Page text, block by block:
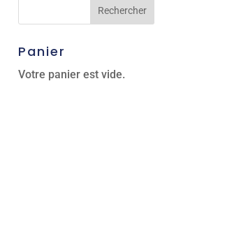
Panier
Votre panier est vide.